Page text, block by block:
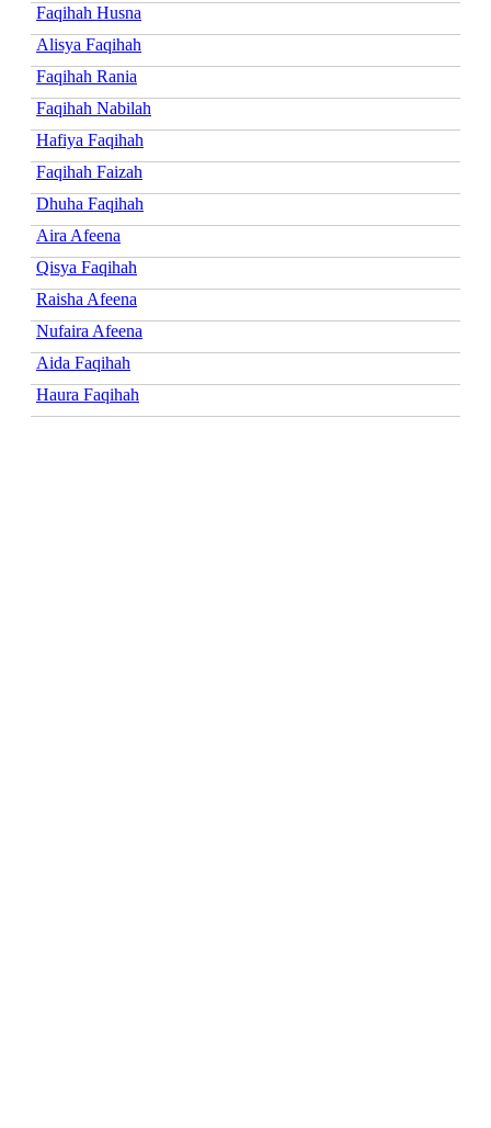
Faqihah Husna
Alisya Faqihah
Faqihah Rania
Faqihah Nabilah
Hafiya Faqihah
Faqihah Faizah
Dhuha Faqihah
Aira Afeena
Qisya Faqihah
Raisha Afeena
Nufaira Afeena
Aida Faqihah
Haura Faqihah